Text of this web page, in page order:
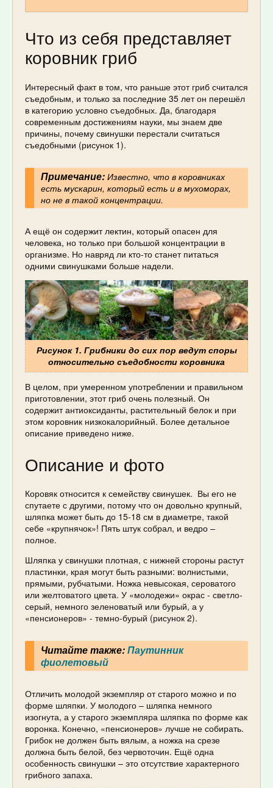
Что из себя представляет
коровник гриб
Интересный факт в том, что раньше этот гриб считался
съедобным, и только за последние 35 лет он перешёл
в категорию условно съедобных. Да, благодаря
современным достижениям науки, мы знаем две
причины, почему свинушки перестали считаться
съедобными (рисунок 1).
Примечание:Известно, что в коровниках
есть мускарин, который есть и в мухоморах,
но не в такой концентрации.
А ещё он содержит лектин, который опасен для
человека, но только при большой концентрации в
организме. Но навряд ли кто-то станет питаться
одними свинушками больше надели.
Рисунок 1. Грибники до сих пор ведут споры
относительно съедобности коровника
В целом, при умеренном употреблении и правильном
приготовлении, этот гриб очень полезный. Он
содержит антиоксиданты, растительный белок и при
этом коровник низкокалорийный. Более детальное
описание приведено ниже.
Описание и фото
Коровяк относится к семейству свинушек. Вы его не
спутаете с другими, потому что он довольно крупный,
шляпка может быть до 15-18 см в диаметре, такой
себе «крупнячок»! Пять штук собрал, и ведро –
полное.
Шляпка у свинушки плотная, с нижней стороны растут
пластинки, края могут быть разными: волнистыми,
прямыми, рубчатыми. Ножка невысокая, сероватого
или желтоватого цвета. У «молодежи» окрас - светло-
серый, немного зеленоватый или бурый, а у
«пенсионеров» - темно-бурый (рисунок 2).
Читайте также:Паутинник
фиолетовый
Отличить молодой экземпляр от старого можно и по
форме шляпки. У молодого – шляпка немного
изогнута, а у старого экземпляра шляпка по форме как
воронка. Конечно, «пенсионеров» лучше не собирать.
Грибок не должен быть вялым, а ножка на срезе
должна быть белой, без червоточин. Ещё одна
особенность свинушки – это отсутствие характерного
грибного запаха.